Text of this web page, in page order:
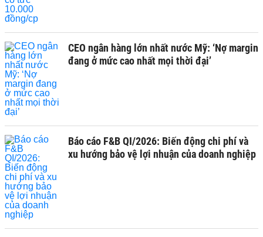
CEO ngân hàng lớn nhất nước Mỹ: ‘Nợ margin
đang ở mức cao nhất mọi thời đại’
Báo cáo F&B QI/2026: Biến động chi phí và
xu hướng bảo vệ lợi nhuận của doanh nghiệp